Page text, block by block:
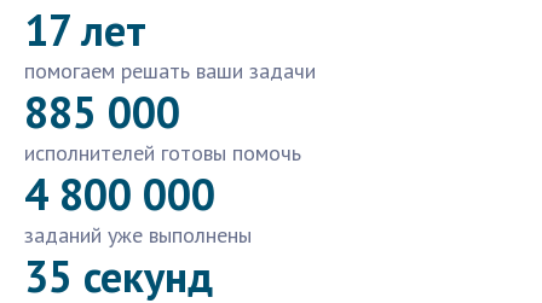
17 лет
помогаем решать ваши задачи
885 000
исполнителей готовы помочь
4 800 000
заданий уже выполнены
35 секунд